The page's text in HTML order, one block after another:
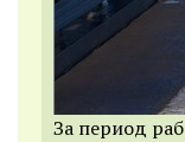
За период